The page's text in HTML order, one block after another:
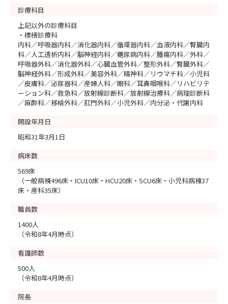
診療科目
上記以外の診療科目
・標榜診療科
内科／呼吸器内科／消化器内科／循環器内科／血液内科／腎臓内
科／人工透析内科／脳神経内科／糖尿病内科／腫瘍内科／外科／
呼吸器外科／消化器外科／心臓血管外科／整形外科／腎臓外科／
脳神経外科／形成外科／美容外科／精神科／リウマチ科／小児科
／皮膚科／泌尿器科／産婦人科／眼科／耳鼻咽喉科／リハビリテ
ーション科／救急科／放射線診断科／放射線治療科／病理診断科
／麻酔科／移植外科／肛門外科／小児外科／内分泌・代謝内科
開設年月日
昭和31年3月1日
病床数
569床
（一般病棟496床・ICU10床・HCU20床・SCU6床・小児科病棟37
床・産科35床）
職員数
1400人
（令和8年4月時点）
看護師数
500人
（令和8年4月時点）
院長